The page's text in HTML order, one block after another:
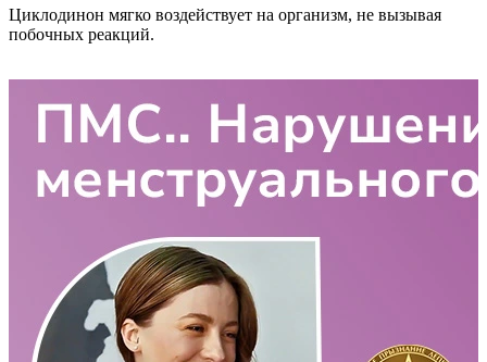
Циклодинон мягко воздействует на организм, не вызывая
побочных реакций.